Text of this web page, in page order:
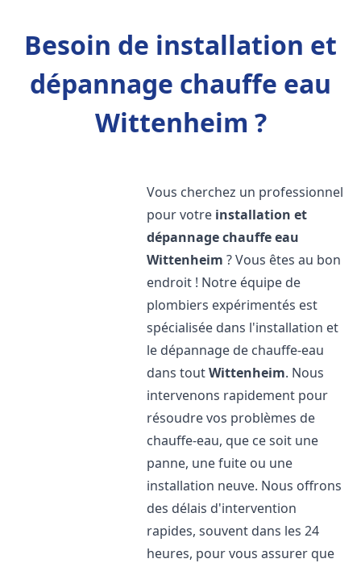
Besoin de installation et
dépannage chauffe eau
Wittenheim ?
Vous cherchez un professionnel
pour votre installation et
dépannage chauffe eau
Wittenheim ? Vous êtes au bon
endroit ! Notre équipe de
plombiers expérimentés est
spécialisée dans l'installation et
le dépannage de chauffe-eau
dans toutWittenheim. Nous
intervenons rapidement pour
résoudre vos problèmes de
chauffe-eau, que ce soit une
panne, une fuite ou une
installation neuve. Nous offrons
des délais d'intervention
rapides, souvent dans les 24
heures, pour vous assurer que